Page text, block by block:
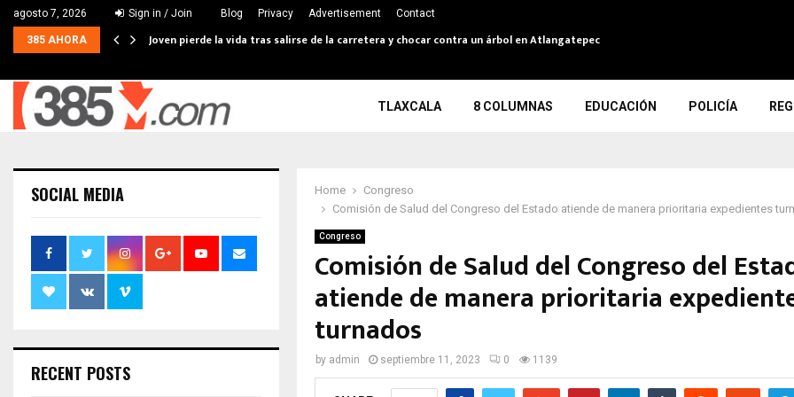
agosto 7, 2026 Sign in / Join Blog Privacy Advertisement Contact
385 AHORA Joven pierde la vida tras salirse de la carretera y chocar contra un árbol en Atlangatepec
TLAXCALA 8 COLUMNAS EDUCACIÓN POLICÍA
Home
Congreso
Comisión de Salud del Congreso del Estado atiende de manera prioritaria expedientes
Congreso
Comisión de Salud del Congreso del
atiende de manera prioritaria
turnados
by admin septiembre 11, 2023 0 1139
SOCIAL MEDIA
RECENT POSTS